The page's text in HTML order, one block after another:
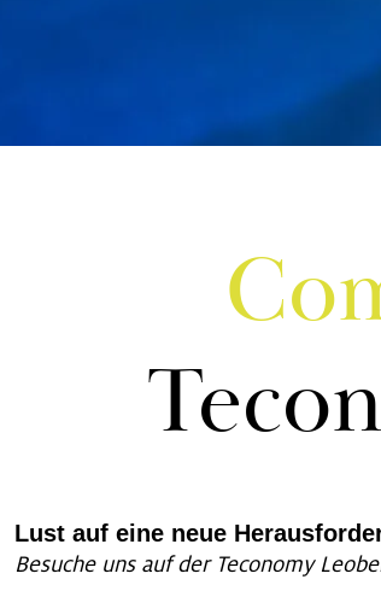
Lust auf eine neue
Be­su­che uns auf der Te­co­no­my